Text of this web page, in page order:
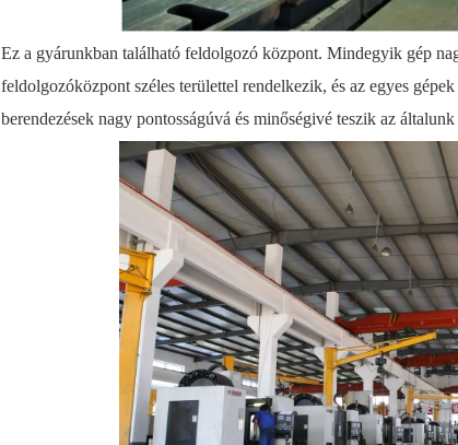
Ez a gyárunkban található feldolgozó központ. Mindegyik gép
feldolgozóközpont széles területtel rendelkezik, és az egyes
berendezések nagy pontosságúvá és minőségivé teszik az